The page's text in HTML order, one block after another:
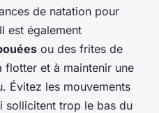
de natation pour
est également
ou des frites de
flotter et à maintenir une
Évitez les mouvements
sollicitent trop le bas du